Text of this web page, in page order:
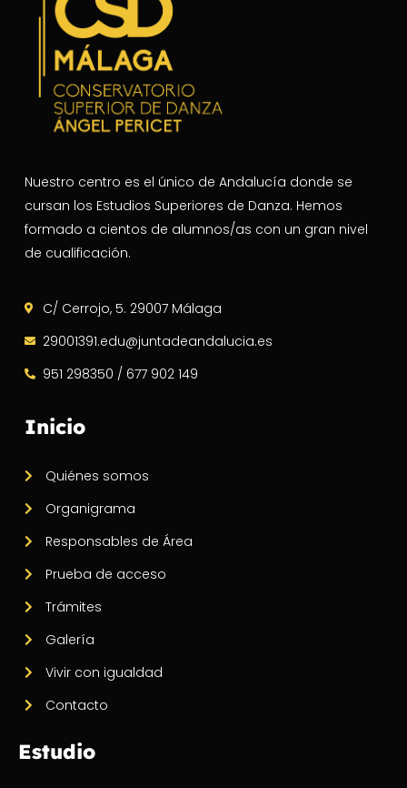
Nuestro centro es el único de Andalucía donde se
cursan los Estudios Superiores de Danza. Hemos
formado a cientos de alumnos/as con un gran nivel
de cualificación.
C/ Cerrojo, 5. 29007 Málaga
29001391.edu@juntadeandalucia.es
951 298350 / 677 902 149
Inicio
Quiénes somos
Organigrama
Responsables de Área
Prueba de acceso
Trámites
Galería
Vivir con igualdad
Contacto
Estudio